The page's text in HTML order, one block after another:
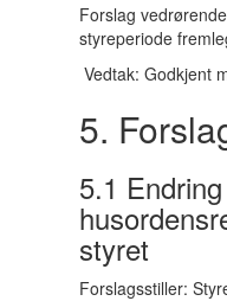
Forslag
styreperiode
Vedtak: Godkjent
5.
5.1
styret
Forslagsstiller: